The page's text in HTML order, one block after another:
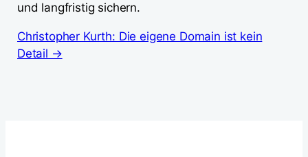
und langfristig sichern.
Christopher Kurth: Die eigene Domain ist kein
Detail →